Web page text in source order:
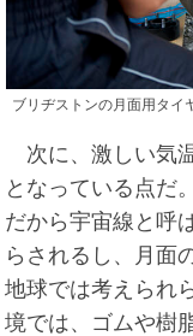
ブリヂストンの月面用タイ
次に、激しい気
となっている点だ
だから宇宙線と呼
らされるし、月面
地球では考えられ
境では、ゴムや樹